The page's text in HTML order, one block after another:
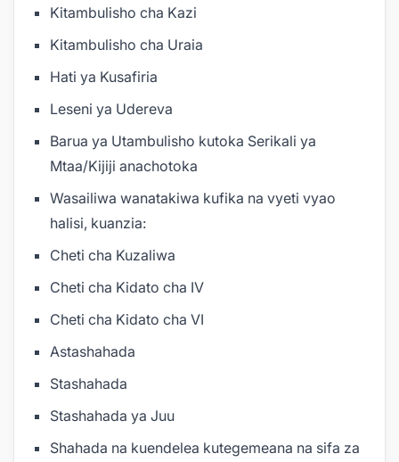
Kitambulisho cha Kazi
Kitambulisho cha Uraia
Hati ya Kusafiria
Leseni ya Udereva
Barua ya Utambulisho kutoka Serikali ya
Mtaa/Kijiji anachotoka
Wasailiwa wanatakiwa kufika na vyeti vyao
halisi, kuanzia:
Cheti cha Kuzaliwa
Cheti cha Kidato cha IV
Cheti cha Kidato cha VI
Astashahada
Stashahada
Stashahada ya Juu
Shahada na kuendelea kutegemeana na sifa za